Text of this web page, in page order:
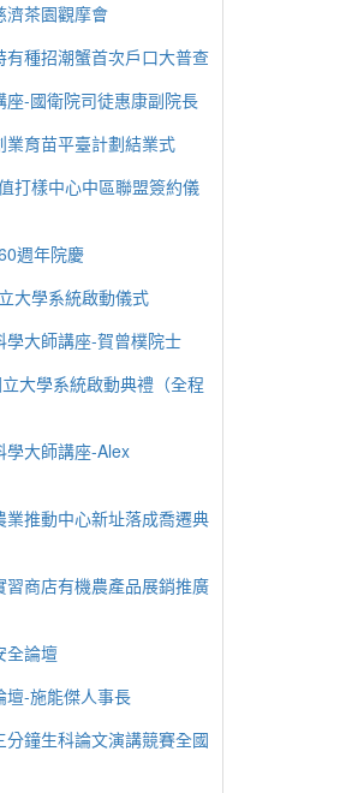
茶園觀摩會
種招潮蟹首次戶口大普查
-國衛院司徒惠康副院長
育苗平臺計劃結業式
打樣中心中區聯盟簽約儀
週年院慶
大學系統啟動儀式
大師講座-賀曾樸院士
大學系統啟動典禮（全程
大師講座-Alex
推動中心新址落成喬遷典
商店有機農產品展銷推廣
全論壇
-施能傑人事長
鐘生科論文演講競賽全國